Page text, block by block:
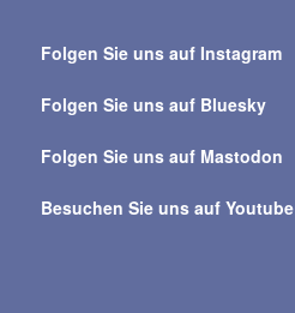
alle
Folgen Sie uns auf Instagram
Folgen Sie uns auf Bluesky
Folgen Sie uns auf Mastodon
Besuchen Sie uns auf Youtube